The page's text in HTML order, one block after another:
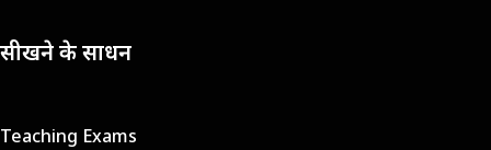
सीखने के साधन
Teaching Exams